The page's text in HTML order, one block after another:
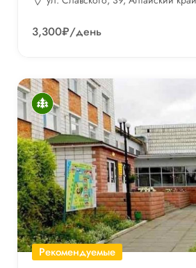
3,300₽/день
Рекомендуемые